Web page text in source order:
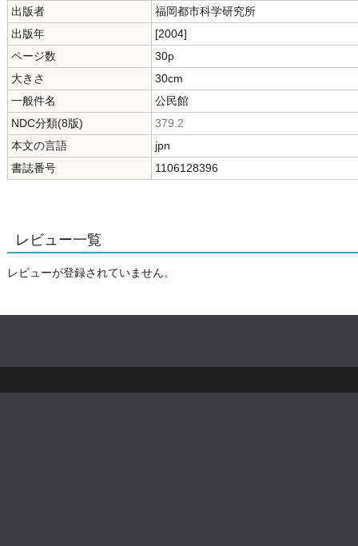
出版者
福岡都市科学研究所
出版年
[2004]
ページ数
30p
大きさ
30cm
一般件名
公民館
NDC分類(8版)
379.2
本文の言語
jpn
書誌番号
1106128396
レビュー一覧
レビューが登録されていません。